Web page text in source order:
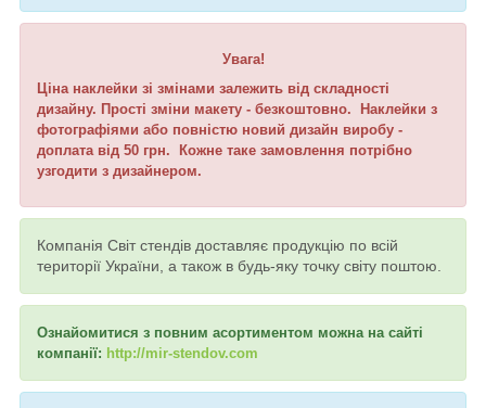
Увага!
Ціна наклейки зі змінами залежить від складності
дизайну. Прості зміни макету - безкоштовно. Наклейки з
фотографіями або повністю новий дизайн виробу -
доплата від 50 грн. Кожне таке замовлення потрібно
узгодити з дизайнером.
Компанія Світ стендів доставляє продукцію по всій
території України, а також в будь-яку точку світу поштою.
Ознайомитися з повним асортиментом можна на сайті
компанії: http://mir-stendov.com